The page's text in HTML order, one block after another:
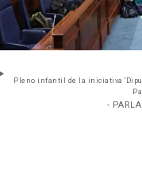
Pleno infantil de la iniciativa
-